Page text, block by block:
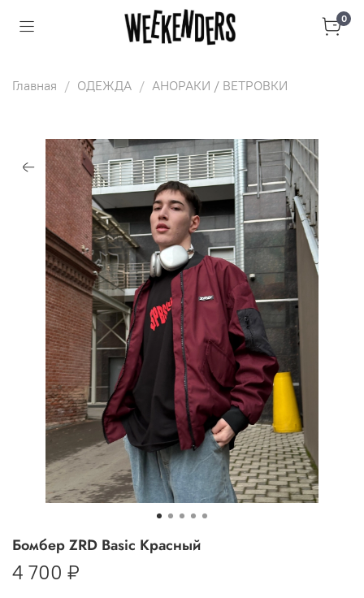
0
Главная ОДЕЖДА АНОРАКИ / ВЕТРОВКИ
Бомбер ZRD Basic Красный
4 700 ₽